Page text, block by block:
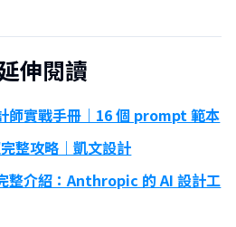
伸閱讀
師實戰手冊｜16 個 prompt 範本
整攻略｜凱文設計
整介紹：Anthropic 的 AI 設計工